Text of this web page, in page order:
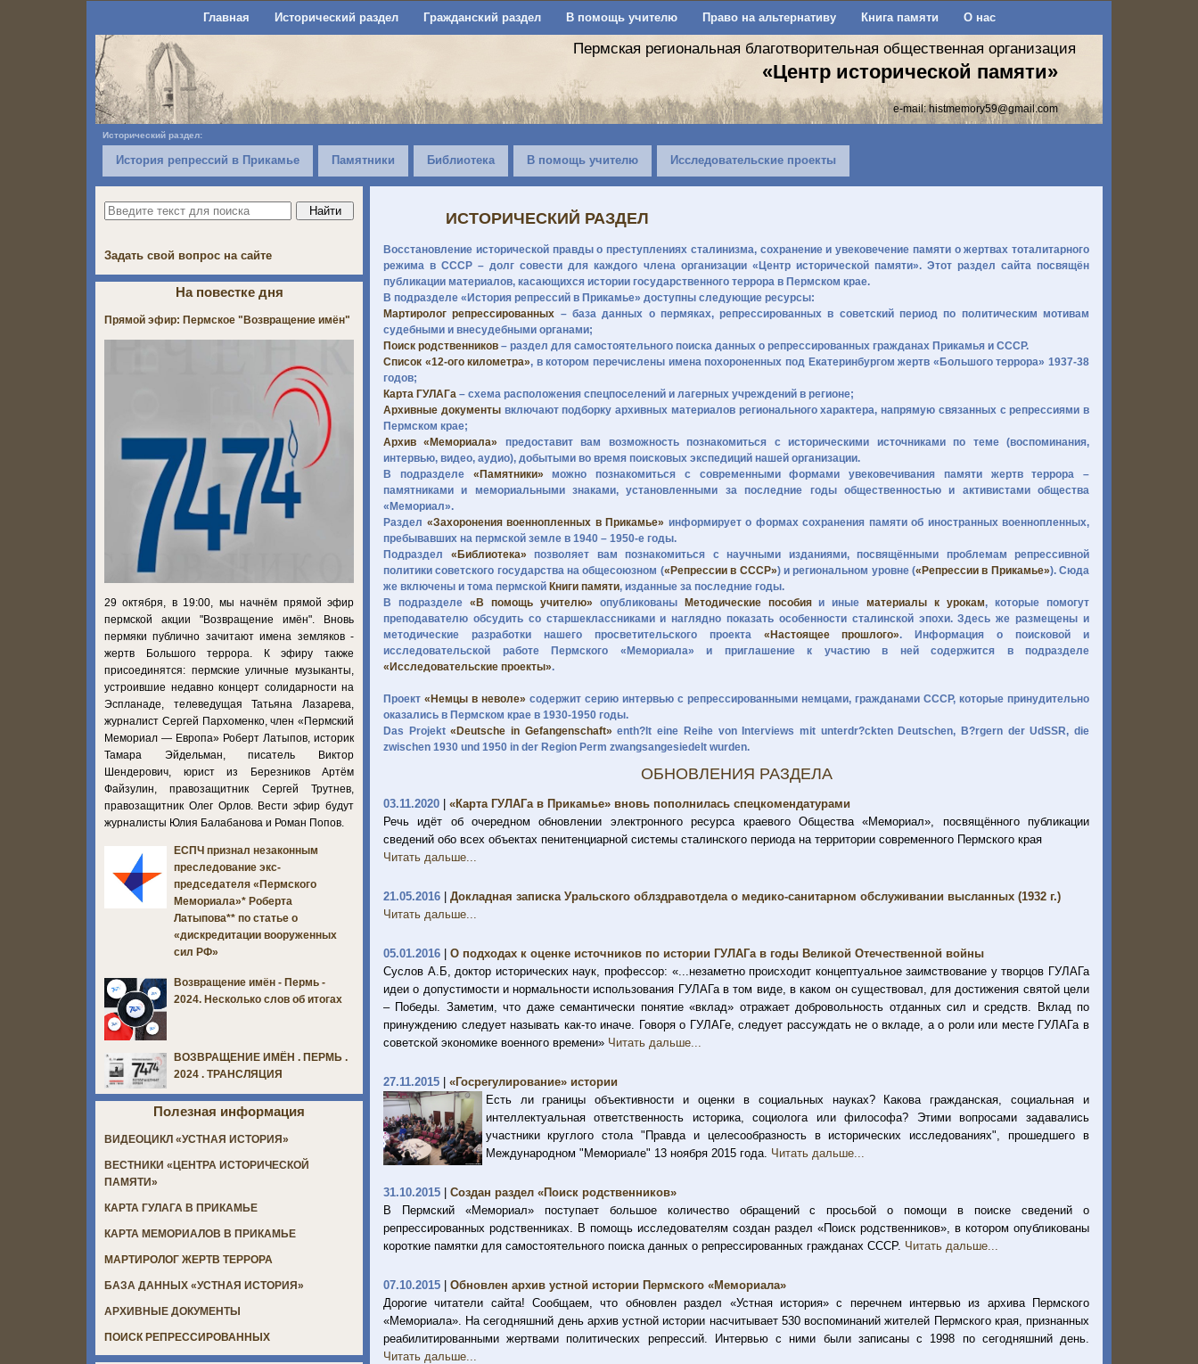
Главная Исторический раздел Гражданский раздел В помощь учителю Право на альтернативу Книга памяти О нас
Пермская региональная благотворительная общественная организация
«Центр исторической памяти»
e-mail:histmemory59@gmail.com
Исторический раздел:
История репрессий в Прикамье Памятники Библиотека В помощь учителю Исследовательские проекты
ИСТОРИЧЕСКИЙ РАЗДЕЛ
Восстановление исторической правды о преступлениях сталинизма, сохранение и увековечение памяти о жертвах тоталитарного
режима в СССР – долг совести для каждого члена организации «Центр исторической памяти». Этот раздел сайта посвящён
публикации материалов, касающихся истории государственного террора в Пермском крае.
В подразделе «История репрессий в Прикамье» доступны следующие ресурсы:
Мартиролог репрессированных – база данных о пермяках, репрессированных в советский период по политическим мотивам
судебными и внесудебными органами;
Поиск родственников – раздел для самостоятельного поиска данных о репрессированных гражданах Прикамья и СССР.
Список «12-ого километра», в котором перечислены имена похороненных под Екатеринбургом жертв «Большого террора» 1937-38
годов;
Карта ГУЛАГа – схема расположения спецпоселений и лагерных учреждений в регионе;
Архивные документывключают подборку архивных материалов регионального характера, напрямую связанных с репрессиями в
Пермском крае;
Архив «Мемориала»
предоставит вам возможность познакомиться с историческими источниками по теме (воспоминания,
интервью, видео, аудио), добытыми во время поисковых экспедиций нашей организации.
В подразделе «Памятники» можно познакомиться с современными формами увековечивания памяти жертв террора –
памятниками и мемориальными знаками, установленными за последние годы общественностью и активистами общества
«Мемориал».
Раздел «Захоронения военнопленных в Прикамье» информирует о формах сохранения памяти об иностранных военнопленных,
пребывавших на пермской земле в 1940 – 1950-е годы.
Подраздел «Библиотека» позволяет вам познакомиться с научными изданиями, посвящёнными проблемам репрессивной
политики советского государства на общесоюзном («Репрессии в СССР») и региональном уровне («Репрессии в Прикамье»). Сюда
же включены и тома пермской Книги памяти, изданные за последние годы.
В подразделе «В помощь учителю» опубликованы Методические пособияи иныематериалы к урокам, которые помогут
преподавателю обсудить со старшеклассниками и наглядно показать особенности сталинской эпохи. Здесь же размещены и
методические разработки нашего просветительского проекта «Настоящее прошлого». Информация о поисковой и
исследовательской работе Пермского «Мемориала» и приглашение к участию в ней содержится в подразделе
«Исследовательские проекты».
Проект «Немцы в неволе» содержит серию интервью с репрессированными немцами, гражданами СССР, которые принудительно
оказались в Пермском крае в 1930-1950 годы.
Das Projekt«Deutsche in Gefangenschaft» enth?lt eine Reihe von Interviews mit unterdr?ckten Deutschen, B?rgern der UdSSR, die
zwischen 1930 und 1950 in der Region Perm zwangsangesiedelt wurden.
ОБНОВЛЕНИЯ РАЗДЕЛА
03.11.2020
«Карта ГУЛАГа в Прикамье» вновь пополнилась спецкомендатурами
Речь идёт об очередном обновлении электронного ресурса краевого Общества «Мемориал», посвящённого публикации
сведений обо всех объектах пенитенциарной системы сталинского периода на территории современного Пермского края
Читать дальше...
21.05.2016
Докладная записка Уральского облздравотдела о медико-санитарном обслуживании высланных (1932 г.)
Читать дальше...
05.01.2016
О подходах к оценке источников по истории ГУЛАГа в годы Великой Отечественной войны
Суслов А.Б, доктор исторических наук, профессор: «...незаметно происходит концептуальное заимствование у творцов ГУЛАГа
идеи о допустимости и нормальности использования ГУЛАГа в том виде, в каком он существовал, для достижения святой цели
– Победы. Заметим, что даже семантически понятие «вклад» отражает добровольность отданных сил и средств. Вклад по
принуждению следует называть как-то иначе. Говоря о ГУЛАГе, следует рассуждать не о вкладе, а о роли или месте ГУЛАГа в
советской экономике военного времени» Читать дальше...
27.11.2015
«Госрегулирование» истории
Есть ли границы объективности и оценки в социальных науках? Какова гражданская, социальная и
интеллектуальная ответственность историка, социолога или философа? Этими вопросами задавались
участники круглого стола "Правда и целесообразность в исторических исследованиях", прошедшего в
Международном "Мемориале" 13 ноября 2015 года. Читать дальше...
31.10.2015
Создан раздел «Поиск родственников»
В Пермский «Мемориал» поступает большое количество обращений с просьбой о помощи в поиске сведений о
репрессированных родственниках. В помощь исследователям создан раздел «Поиск родственников», в котором опубликованы
короткие памятки для самостоятельного поиска данных о репрессированных гражданах СССР. Читать дальше...
07.10.2015
Обновлен архив устной истории Пермского «Мемориала»
Дорогие читатели сайта! Сообщаем, что обновлен раздел «Устная история» с перечнем интервью из архива Пермского
«Мемориала». На сегодняшний день архив устной истории насчитывает 530 воспоминаний жителей Пермского края, признанных
реабилитированными жертвами политических репрессий. Интервью с ними были записаны с 1998 по сегодняшний день.
Читать дальше...
Задать свой вопрос на сайте
На повестке дня
Прямой эфир: Пермское "Возвращение имён"
29 октября, в 19:00, мы начнём прямой эфир
пермской акции "Возвращение имён". Вновь
пермяки публично зачитают имена земляков -
жертв Большого террора. К эфиру также
присоединятся: пермские уличные музыканты,
устроившие недавно концерт солидарности на
Эспланаде, телеведущая Татьяна Лазарева,
журналист Сергей Пархоменко, член «Пермский
Мемориал — Европа» Роберт Латыпов, историк
Тамара Эйдельман, писатель Виктор
Шендерович, юрист из Березников Артём
Файзулин, правозащитник Сергей Трутнев,
правозащитник Олег Орлов. Вести эфир будут
журналисты Юлия Балабанова и Роман Попов.
ЕСПЧ признал незаконным
преследование экс-
председателя «Пермского
Мемориала»* Роберта
Латыпова** по статье о
«дискредитации вооруженных
сил РФ»
Возвращение имён - Пермь -
2024. Несколько слов об итогах
ВОЗВРАЩЕНИЕ ИМЁН . ПЕРМЬ .
2024 . ТРАНСЛЯЦИЯ
Полезная информация
ВИДЕОЦИКЛ «УСТНАЯ ИСТОРИЯ»
ВЕСТНИКИ «ЦЕНТРА ИСТОРИЧЕСКОЙ
ПАМЯТИ»
КАРТА ГУЛАГА В ПРИКАМЬЕ
КАРТА МЕМОРИАЛОВ В ПРИКАМЬЕ
МАРТИРОЛОГ ЖЕРТВ ТЕРРОРА
БАЗА ДАННЫХ «УСТНАЯ ИСТОРИЯ»
АРХИВНЫЕ ДОКУМЕНТЫ
ПОИСК РЕПРЕССИРОВАННЫХ